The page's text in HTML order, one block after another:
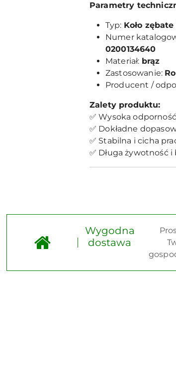
Parametry
Typ: Koło
Numer
0200134640
Materiał: brąz
Zastosowanie:
Producent /
Zalety produktu:
✅ Wysoka
✅ Dokładne
✅ Stabilna i cicha
✅ Długa żywotność
Wygodna
dostawa